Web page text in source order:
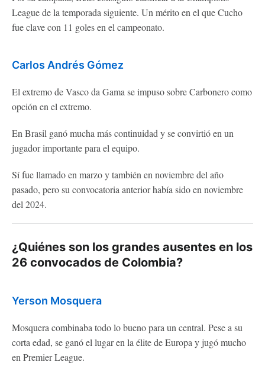
League de la temporada siguiente. Un mérito en el que Cucho
fue clave con 11 goles en el campeonato.
Carlos Andrés Gómez
El extremo de Vasco da Gama se impuso sobre Carbonero como
opción en el extremo.
En Brasil ganó mucha más continuidad y se convirtió en un
jugador importante para el equipo.
Sí fue llamado en marzo y también en noviembre del año
pasado, pero su convocatoria anterior había sido en noviembre
del 2024.
¿Quiénes son los grandes ausentes en los
26 convocados de Colombia?
Yerson Mosquera
Mosquera combinaba todo lo bueno para un central. Pese a su
corta edad, se ganó el lugar en la élite de Europa y jugó mucho
en Premier League.